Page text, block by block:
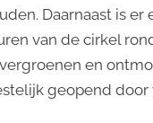
Daarnaast is
van de cirkel
en
geopend